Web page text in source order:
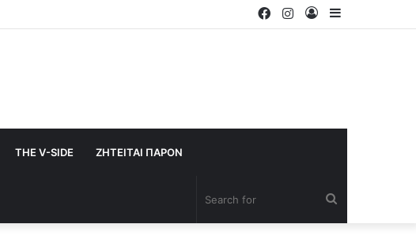
Log
Instagram
Facebook
THE V-SIDE ΖΗΤΕΙΤΑΙ ΠΑΡΟΝ